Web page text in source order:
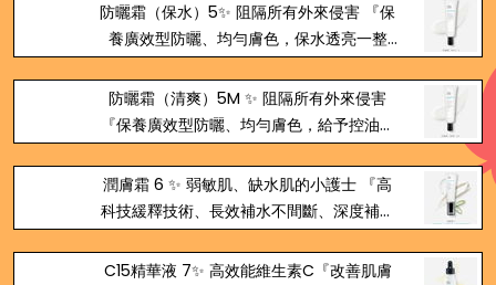
防曬霜（保水）5✨ 阻隔所有外來侵害 『保
養廣效型防曬、均勻膚色，保水透亮一整
防曬霜（清爽）5M ✨ 阻隔所有外來侵害
『保養廣效型防曬、均勻膚色，給予控油清
潤膚霜 6 ✨ 弱敏肌、缺水肌的小護士 『高
科技緩釋技術、長效補水不間斷、深度補水
C15精華液 7✨ 高效能維生素C『改善肌膚